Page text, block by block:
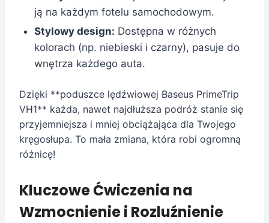
ją na każdym fotelu samochodowym.
Stylowy design: Dostępna w różnych
kolorach (np. niebieski i czarny), pasuje do
wnętrza każdego auta.
Dzięki **poduszce lędźwiowej Baseus PrimeTrip
VH1** każda, nawet najdłuższa podróż stanie się
przyjemniejsza i mniej obciążająca dla Twojego
kręgosłupa. To mała zmiana, która robi ogromną
różnicę!
Kluczowe Ćwiczenia na
Wzmocnienie i Rozluźnienie